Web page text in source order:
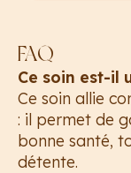
FAQ
Ce soin est-il
Ce soin allie
: il permet de
bonne santé,
détente.